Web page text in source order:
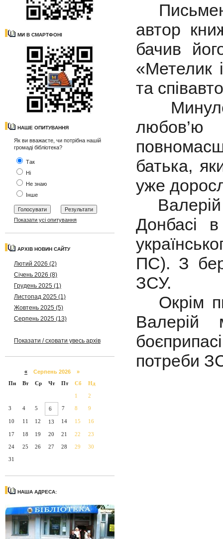
МИ В СМАРТФОНІ
НАШЕ ОПИТУВАННЯ
Як ви вважаєте, чи потрібна нашій
громаді бібліотека?
Так
Ні
Не знаю
Інше
Показати усі опитування
АРХІВ НОВИН САЙТУ
Лютий 2026 (2)
Січень 2026 (8)
Грудень 2025 (1)
Листопад 2025 (1)
Жовтень 2025 (5)
Серпень 2025 (13)
Показати / сховати увесь архів
« Серпень 2026 »
Пн
Вт Ср Чт Пт Сб Нд
1 2
3 4 5 6 7 8 9
10 11 12 13 14 15 16
17 18 19 20 21 22 23
24 25 26 27 28 29 30
31
НАША АДРЕСА:
автор
бачив
«Метелик
та
батька,
уже
Валерій
Донбасі
ПС). З
ЗСУ.
Окрім
потреби